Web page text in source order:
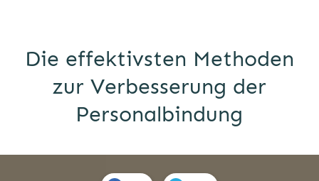
Die effektivsten Methoden
zur Verbesserung der
Personalbindung